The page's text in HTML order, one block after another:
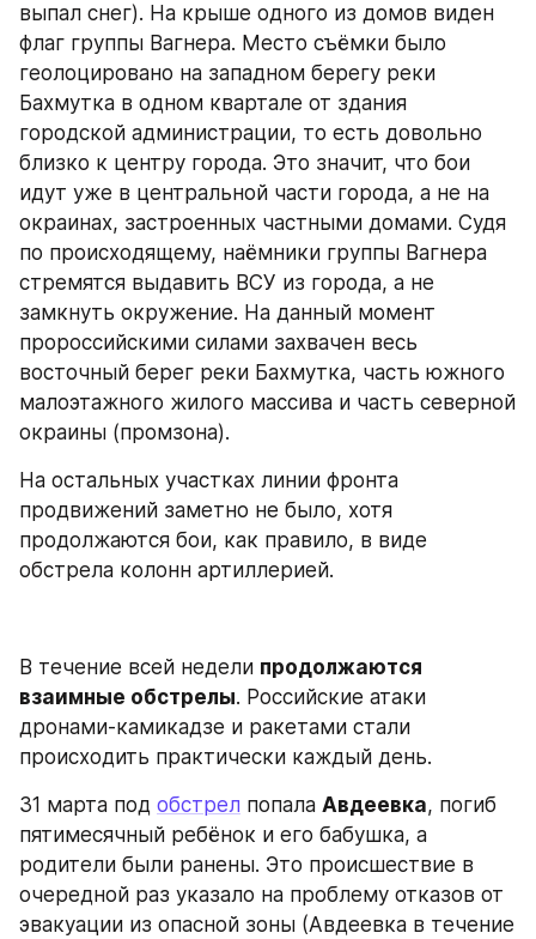
выпал снег). На крыше одного из домов виден
флаг группы Вагнера. Место съёмки было
геолоцировано на западном берегу реки
Бахмутка в одном квартале от здания
городской администрации, то есть довольно
близко к центру города. Это значит, что бои
идут уже в центральной части города, а не на
окраинах, застроенных частными домами. Судя
по происходящему, наёмники группы Вагнера
стремятся выдавить ВСУ из города, а не
замкнуть окружение. На данный момент
пророссийскими силами захвачен весь
восточный берег реки Бахмутка, часть южного
малоэтажного жилого массива и часть северной
окраины (промзона).
На остальных участках линии фронта
продвижений заметно не было, хотя
продолжаются бои, как правило, в виде
обстрела колонн артиллерией.
В течение всей недели продолжаются
взаимные обстрелы. Российские атаки
дронами-камикадзе и ракетами стали
происходить практически каждый день.
31 марта под обстрел попала Авдеевка, погиб
пятимесячный ребёнок и его бабушка, а
родители были ранены. Это происшествие в
очередной раз указало на проблему отказов от
эвакуации из опасной зоны (Авдеевка в течение